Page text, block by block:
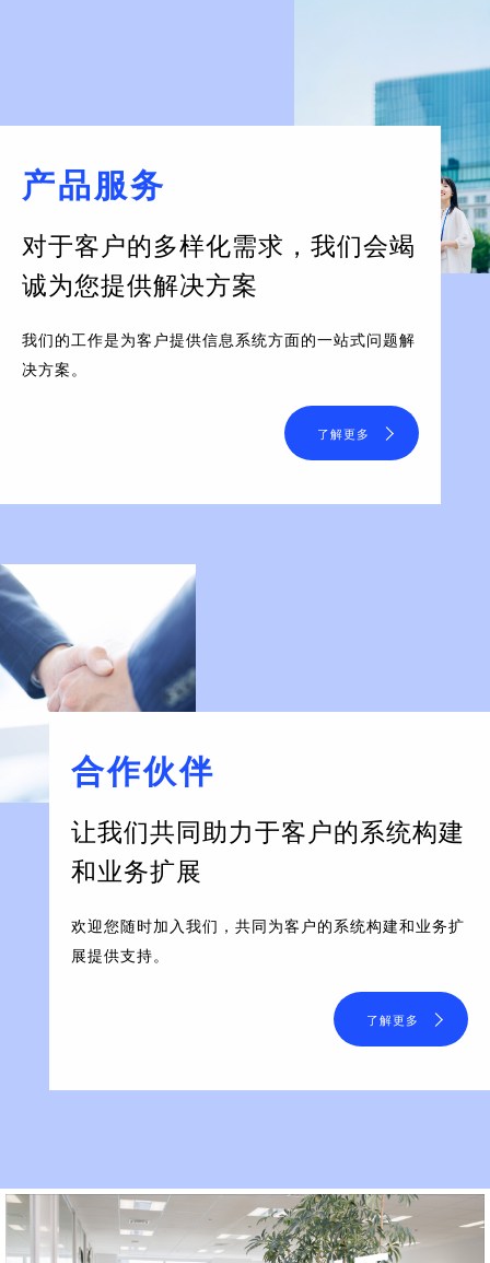
产品服务
对于客户的多样化需求， 我们会竭
诚为您提供解决方案
我们的工作是为客户提供信息系统方面的一站式问题解
决方案。
了解更多
合作伙伴
让我们共同助力于客户的系统构建
和业务扩展
欢迎您随时加入我们，共同为客户的系统构建和业务扩
展提供支持。
了解更多